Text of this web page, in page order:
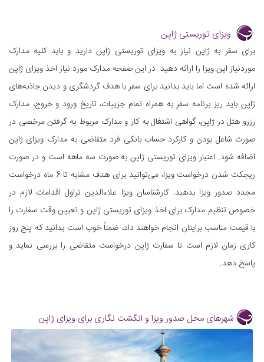
ویزای توریستی ژاپن
برای سفر به ژاپن نیاز به ویزای توریستی ژاپن دارید و باید کلیه مدارک
موردنیاز این ویزا را ارائه دهید. در این صفحه مدارک مورد نیاز اخذ ویزای ژاپن
ارائه شده است اما باید بدانید برای سفر با هدف گردشگری و دیدن جاذبه‌های
ژاپن باید ریز برنامه سفر به همراه تمام جزییات، تاریخ ورود و خروج، مدارک
رزرو هتل در ژاپن، گواهی اشتغال به کار و مدارک مربوط به گرفتن مرخصی در
صورت شاغل بودن و کارکرد حساب بانکی فرد متقاضی به مدارک ویزای ژاپن
اضافه شود. اعتبار ویزای توریستی ژاپن به صورت سه ماهه است و در صورت
ریجکت شدن درخواست ویزا، می‌توانید برای هدف مشابه تا 6 ماه درخواست
مجدد صدور ویزا بدهید. کارشناسان ویزا علاءالدین تراول اقدامات لازم در
خصوص تنظیم مدارک برای اخذ ویزای توریستی ژاپن و تعیین وقت سفارت را
با قیمت مناسب برایتان انجام خواهند داد، ضمناً خوب است بدانید که پنج روز
کاری زمان لازم است تا سفارت ژاپن درخواست متقاضی را بررسی نماید و
پاسخ دهد.
شهرهای محل صدور ویزا و انگشت نگاری برای ویزای ژاپن